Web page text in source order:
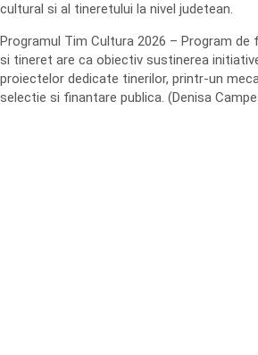
cultural si al tineretului la nivel judetean.
Programul Tim Cultura 2026 – Program
si tineret are ca obiectiv sustinerea
proiectelor dedicate tinerilor, printr-un
selectie si finantare publica. (Denisa